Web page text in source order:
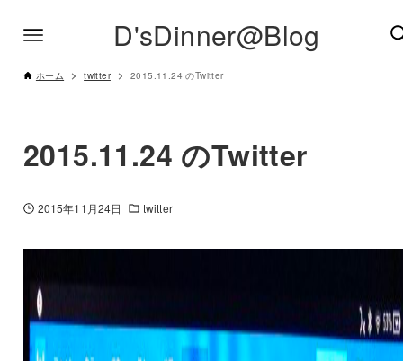
D'sDinner@Blog
ホーム twitter 2015.11.24 のTwitter
2015.11.24 のTwitter
2015年11月24日 twitter